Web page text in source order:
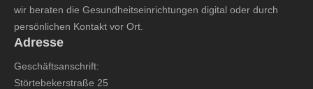
wir beraten die Gesundheitseinrichtungen digital oder durch
persönlichen Kontakt vor Ort.
Adresse
Geschäftsanschrift:
Störtebekerstraße 25